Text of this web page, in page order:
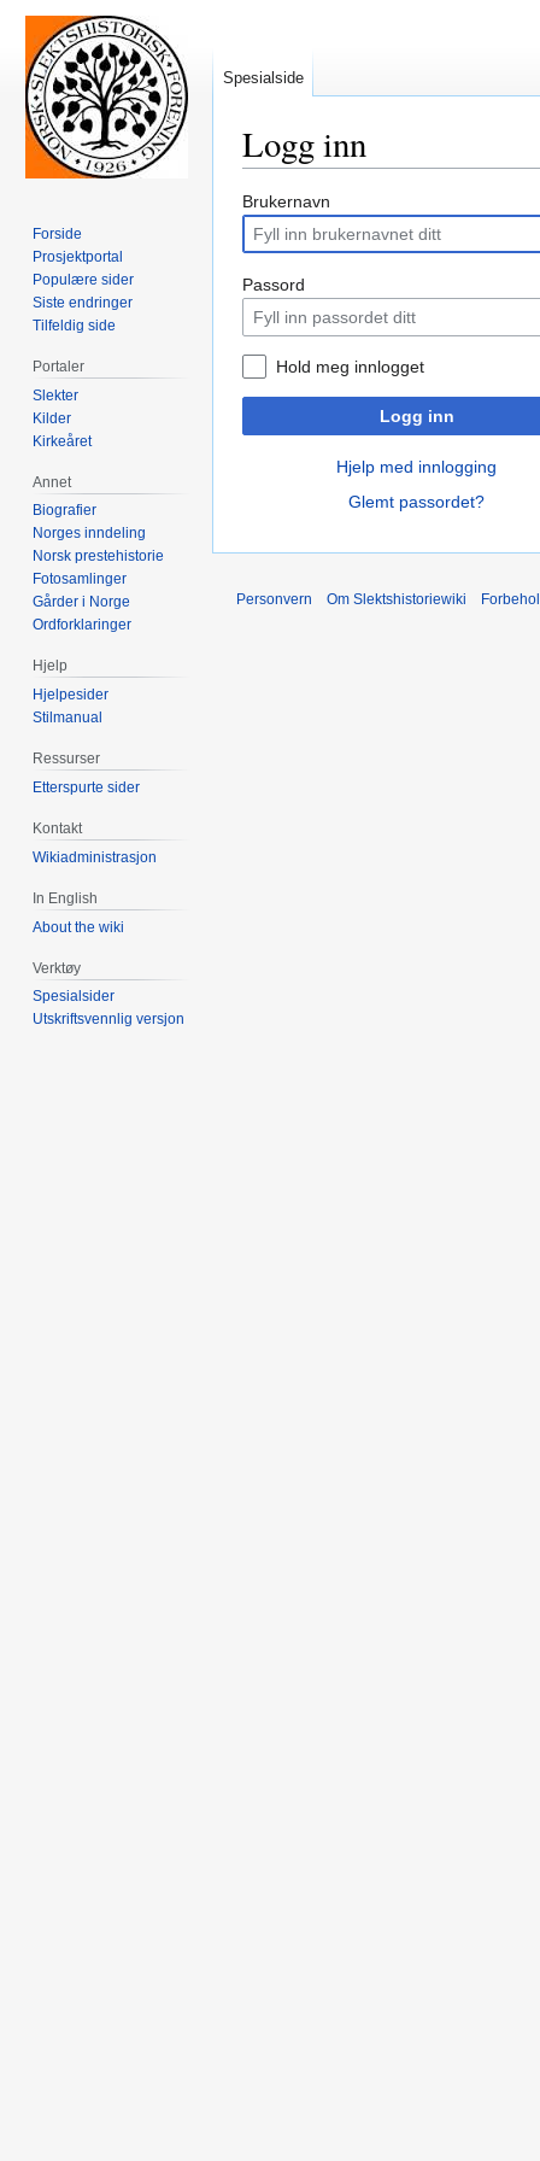
Logg inn
Hopp
navigering
Hopp
søk
Brukernavn
Passord
Hold meg innlogget
Logg inn
Hjelp med innlogging
Glemt passordet?
Spesialside
Forside
Prosjektportal
Populære sider
Siste endringer
Tilfeldig side
Portaler
Slekter
Kilder
Kirkeåret
Annet
Biografier
Norges inndeling
Norsk prestehistorie
Fotosamlinger
Gårder i Norge
Ordforklaringer
Hjelp
Hjelpesider
Stilmanual
Ressurser
Etterspurte sider
Kontakt
Wikiadministrasjon
In English
About the wiki
Verktøy
Spesialsider
Utskriftsvennlig versjon
Personvern Om Slektshistoriewiki